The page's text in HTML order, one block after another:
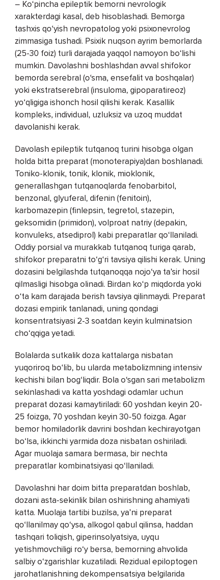
– Ko‘pincha epileptik bemorni nevrologik
xarakterdagi kasal, deb hisoblashadi. Bemorga
tashxis qo‘yish nevropatolog yoki psixonevrolog
zimmasiga tushadi. Psixik nuqson ayrim bemorlarda
(25-30 foiz) turli darajada yaqqol namoyon bo‘lishi
mumkin. Davolashni boshlashdan avval shifokor
bemorda serebral (o‘sma, ensefalit va boshqalar)
yoki ekstratserebral (insuloma, gipoparatireoz)
yo‘qligiga ishonch hosil qilishi kerak. Kasallik
kompleks, individual, uzluksiz va uzoq muddat
davolanishi kerak.
Davolash epileptik tutqanoq turini hisobga olgan
holda bitta preparat (monoterapiya)dan boshlanadi.
Toniko-klonik, tonik, klonik, mioklonik,
generallashgan tutqanoqlarda fenobarbitol,
benzonal, glyuferal, difenin (fenitoin),
karbomazepin (finlepsin, tegretol, stazepin,
geksomidin (primidon), volproat natriy (depakin,
konvuleks, atsediprol) kabi preparatlar qo‘llaniladi.
Oddiy porsial va murakkab tutqanoq turiga qarab,
shifokor preparatni to‘g‘ri tavsiya qilishi kerak. Uning
dozasini belgilashda tutqanoqqa nojo‘ya ta’sir hosil
qilmasligi hisobga olinadi. Birdan ko‘p miqdorda yoki
o‘ta kam darajada berish tavsiya qilinmaydi. Preparat
dozasi empirik tanlanadi, uning qondagi
konsentratsiyasi 2-3 soatdan keyin kulminatsion
cho‘qqiga yetadi.
Bolalarda sutkalik doza kattalarga nisbatan
yuqoriroq bo‘lib, bu ularda metabolizmning intensiv
kechishi bilan bog‘liqdir. Bola o‘sgan sari metabolizm
sekinlashadi va katta yoshdagi odamlar uchun
preparat dozasi kamaytiriladi: 60 yoshdan keyin 20-
25 foizga, 70 yoshdan keyin 30-50 foizga. Agar
bemor homiladorlik davrini boshdan kechirayotgan
bo‘lsa, ikkinchi yarmida doza nisbatan oshiriladi.
Agar muolaja samara bermasa, bir nechta
preparatlar kombinatsiyasi qo‘llaniladi.
Davolashni har doim bitta preparatdan boshlab,
dozani asta-sekinlik bilan oshirishning ahamiyati
katta. Muolaja tartibi buzilsa, ya’ni preparat
qo‘llanilmay qo‘ysa, alkogol qabul qilinsa, haddan
tashqari toliqish, giperinsolyatsiya, uyqu
yetishmovchiligi ro‘y bersa, bemorning ahvolida
salbiy o‘zgarishlar kuzatiladi. Rezidual epiloptogen
jarohatlanishning dekompensatsiya belgilarida